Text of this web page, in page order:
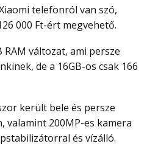
telefonról van szó,
000 Ft-ért megvehető.
de a 16GB-os csak 166
valamint 200MP-es kamera
és vízálló.